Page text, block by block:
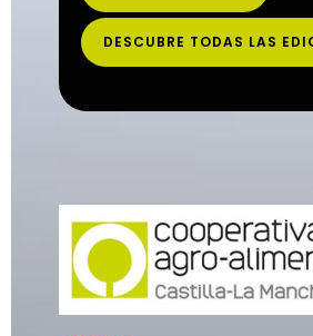
DESCUBRE TODAS LAS